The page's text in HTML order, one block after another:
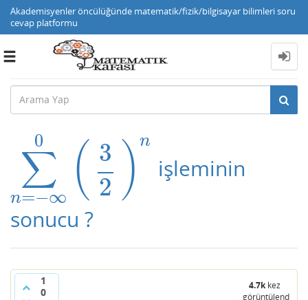
Akademisyenler öncülüğünde matematik/fizik/bilgisayar bilimleri soru
cevap platformu
Toggle
∑
n=−∞
0 ( 3
2 ) n
n= − 0 32 n
işleminin
sonucu ?
1
0
4.7kkez
görüntülendi